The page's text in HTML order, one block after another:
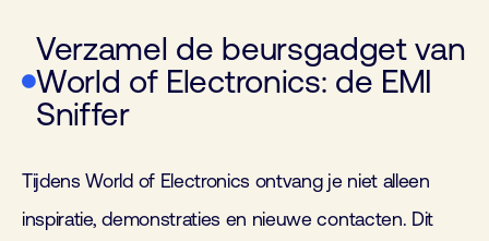
Verzamel de beursgadget van
World of Electronics: de EMI
Sniffer
Tijdens World of Electronics ontvang je niet alleen
inspiratie, demonstraties en nieuwe contacten. Dit